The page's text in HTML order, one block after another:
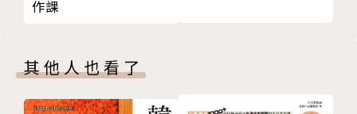
薄荷香酥花枝
作課
其他人也看了